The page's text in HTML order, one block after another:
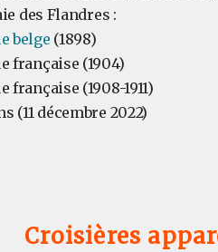
des Flandres :
belge (1898)
française (1904)
(1908-1911)
(11 décembre 2022)
Croisières